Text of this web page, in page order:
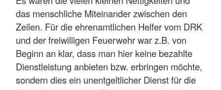
das menschliche Miteinander zwischen den
Zeilen. Für die ehrenamtlichen Helfer vom DRK
und der freiwilligen Feuerwehr war z.B. von
Beginn an klar, dass man hier keine bezahlte
Dienstleistung anbieten bzw. erbringen möchte,
sondern dies ein unentgeltlicher Dienst für die